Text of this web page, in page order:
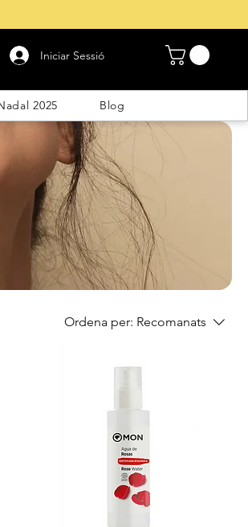
Iniciar Sessió
2025 Blog
Ordena per: Recomanats